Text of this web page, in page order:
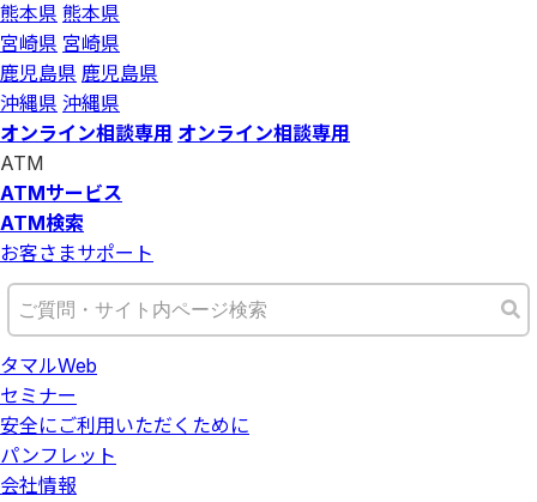
熊本県 熊本県
宮崎県 宮崎県
鹿児島県 鹿児島県
沖縄県 沖縄県
オンライン相談専用 オンライン相談専用
ATM
ATMサービス
ATM検索
お客さまサポート
タマルWeb
セミナー
安全にご利用いただくために
パンフレット
会社情報